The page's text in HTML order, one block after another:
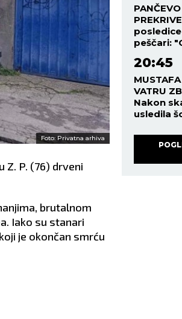
Foto: Privatna arhiva
Z. P. (76) drveni
brutalnom
Iako su stanari
je okončan smrću
peščari:
20:45
VATRU
Nakon
usledila